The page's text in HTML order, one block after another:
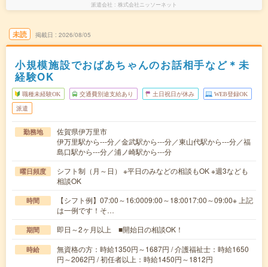
派遣会社 株式会社ニッソーネット
未読 掲載日 2026/08/05
小規模施設でおばあちゃんのお話相手など＊未
経験OK
職種未経験OK 交通費別途支給あり 土日祝日が休み WEB登録OK
派遣
勤務地
佐賀県伊万里市
伊万里駅から---分／金武駅から---分／東山代駅から---分／福
島口駅から---分／浦ノ崎駅から---分
曜日頻度
シフト制（月～日） ※平日のみなどの相談もOK ※週3なども
相談OK
時間
【シフト例】07:00～16:0009:00～18:0017:00～09:00※ 上記
は一例です！そ…
期間 即日～2ヶ月以上 ■開始日の相談OK！
時給
無資格の方：時給1350円～1687円 / 介護福祉士：時給1650
円～2062円 / 初任者以上：時給1450円～1812円